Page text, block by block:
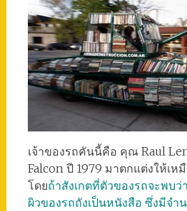
เจ้าของรถคันนี้คือ คุณ Raul
Falcon ปี 1979 มาตกแต่งให้เห
โดยถ้าสังเกตที่ตัวของรถจะพบ
ผิวของรถถังเป็นหนังสือ ซึ่งมีจำ